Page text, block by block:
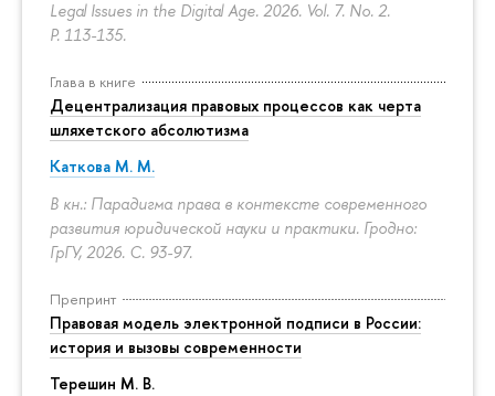
Legal Issues in the Digital Age. 2026. Vol. 7. No. 2.
P. 113-135.
Глава в книге
Децентрализация правовых процессов как черта
шляхетского абсолютизма
Каткова М. М.
кн.: Парадигма права в контексте современного
развития юридической науки и практики. Гродно:
ГрГУ, 2026. С. 93-97.
Препринт
Правовая модель электронной подписи в России:
история и вызовы современности
Терешин М. В.